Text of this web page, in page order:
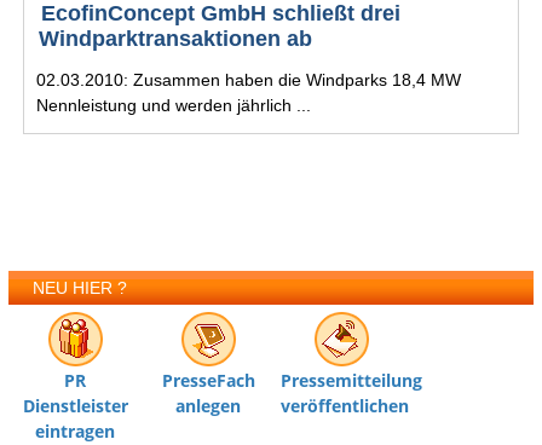
EcofinConcept GmbH schließt drei
Windparktransaktionen ab
02.03.2010: Zusammen haben die Windparks 18,4 MW
Nennleistung und werden jährlich ...
NEU HIER ?
PR
Dienstleister
eintragen
PresseFach
anlegen
Pressemitteilung
veröffentlichen